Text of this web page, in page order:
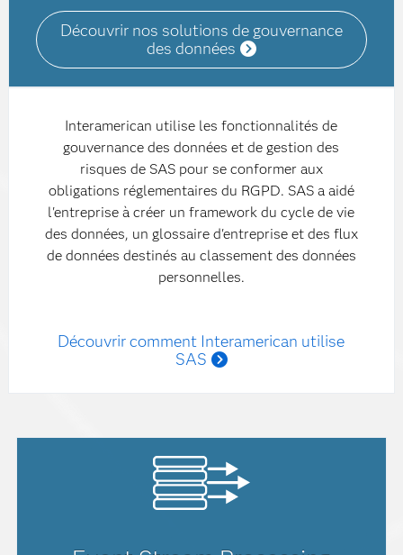
Découvrir nos solutions de gouvernance
des données
Interamerican utilise les fonctionnalités de
gouvernance des données et de gestion des
risques de SAS pour se conformer aux
obligations réglementaires du RGPD. SAS a aidé
l'entreprise à créer un framework du cycle de vie
des données, un glossaire d'entreprise et des flux
de données destinés au classement des données
personnelles.
Découvrir comment Interamerican utilise
SAS